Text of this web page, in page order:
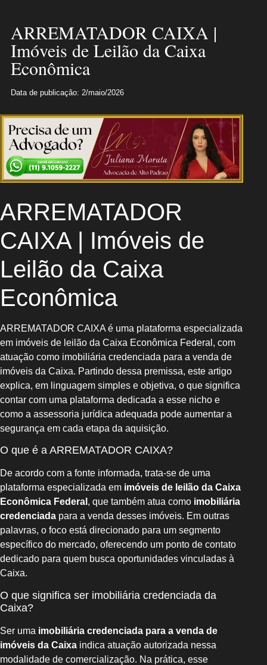
ARREMATADOR CAIXA |
Imóveis de Leilão da Caixa
Econômica
Data de publicação: 2/maio/2026
ARREMATADOR
CAIXA | Imóveis de
Leilão da Caixa
Econômica
ARREMATADOR CAIXA é uma plataforma especializada
em imóveis de leilão da Caixa Econômica Federal, com
atuação como imobiliária credenciada para a venda de
imóveis da Caixa. Partindo dessa premissa, este artigo
explica, em linguagem simples e objetiva, o que significa
contar com uma plataforma dedicada a esse nicho e
como a assessoria jurídica adequada pode aumentar a
segurança em cada etapa da aquisição.
O que é a ARREMATADOR CAIXA?
De acordo com a fonte informada, trata-se de uma
plataforma especializada em imóveis de leilão da Caixa
Econômica Federal , que também atua como imobiliária
credenciada para a venda desses imóveis. Em outras
palavras, o foco está direcionado para um segmento
específico do mercado, oferecendo um ponto de contato
dedicado para quem busca oportunidades vinculadas à
Caixa.
O que significa ser imobiliária credenciada da
Caixa?
Ser uma imobiliária credenciada para a venda de
imóveis da Caixa indica atuação autorizada nessa
modalidade de comercialização. Na prática, esse